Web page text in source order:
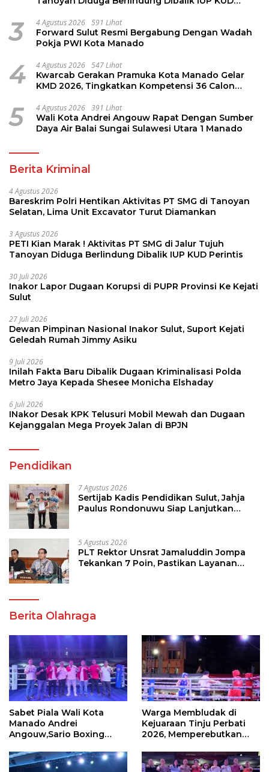
3 4 Agustus 2026 591 Lihat
Forward Sulut Resmi Bergabung Dengan Wadah
Pokja PWI Kota Manado
4 4 Agustus 2026 547 Lihat
Kwarcab Gerakan Pramuka Kota Manado Gelar
KMD 2026, Tingkatkan Kompetensi 36 Calon
5 4 Agustus 2026 391 Lihat
Wali Kota Andrei Angouw Rapat Dengan Sumber
Daya Air Balai Sungai Sulawesi Utara 1 Manado
Berita Kriminal
4 Agustus 2026
Bareskrim Polri Hentikan Aktivitas PT SMG di Tanoyan
Selatan, Lima Unit Excavator Turut Diamankan
3 Agustus 2026
PETI Kian Marak ! Aktivitas PT SMG di Jalur Tujuh
Tanoyan Diduga Berlindung Dibalik IUP KUD Perintis
30 Juli 2026
Inakor Lapor Dugaan Korupsi di PUPR Provinsi Ke Kejati
Sulut
27 Juli 2026
Dewan Pimpinan Nasional Inakor Sulut, Suport Kejati
Geledah Rumah Jimmy Asiku
9 Juli 2026
Inilah Fakta Baru Dibalik Dugaan Kriminalisasi Polda
Metro Jaya Kepada Shesee Monicha Elshaday
6 Juli 2026
INakor Desak KPK Telusuri Mobil Mewah dan Dugaan
Kejanggalan Mega Proyek Jalan di BPJN
Pendidikan
7 Agustus 2026
Sertijab Kadis Pendidikan Sulut, Jahja
Paulus Rondonuwu Siap Lanjutkan
5 Agustus 2026
PLT Rektor Unsrat Jamaluddin Jompa
Tekankan 7 Poin, Pastikan Layanan
Berita Olahraga
Sabet Piala Wali Kota
Manado Andrei
Angouw,Sario Boxing
Perbati 2026
Warga Membludak di
Kejuaraan Tinju Perbati
2026, Memperebutkan